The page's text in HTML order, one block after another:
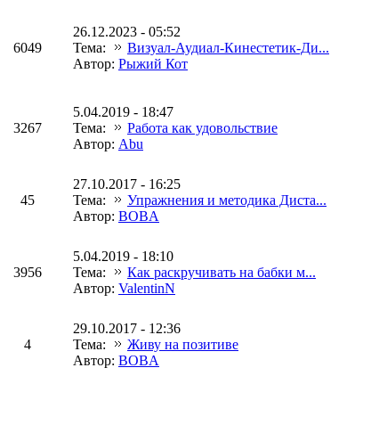
6049
26.12.2023 - 05:52
Тема:
Визуал-Аудиал-Кинестетик-Ди...
Автор: Рыжий Кот
3267
5.04.2019 - 18:47
Тема:
Работа как удовольствие
Автор: Abu
45
27.10.2017 - 16:25
Тема:
Упражнения и методика Диста...
Автор: BOBA
3956
5.04.2019 - 18:10
Тема:
Как раскручивать на бабки м...
Автор: ValentinN
4
29.10.2017 - 12:36
Тема:
Живу на позитиве
Автор: BOBA